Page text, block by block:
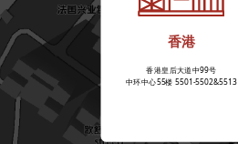
香港
香港皇后大道中99号
中环中心55楼 5501-5502&5513